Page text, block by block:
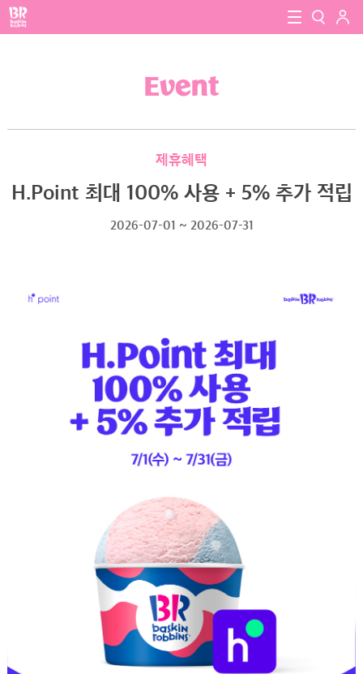
baskin robbins 검색
로그
close
Event
제휴혜택
H.Point 최대 100% 사용 + 5% 추가 적립
2026-07-01 ~ 2026-07-31